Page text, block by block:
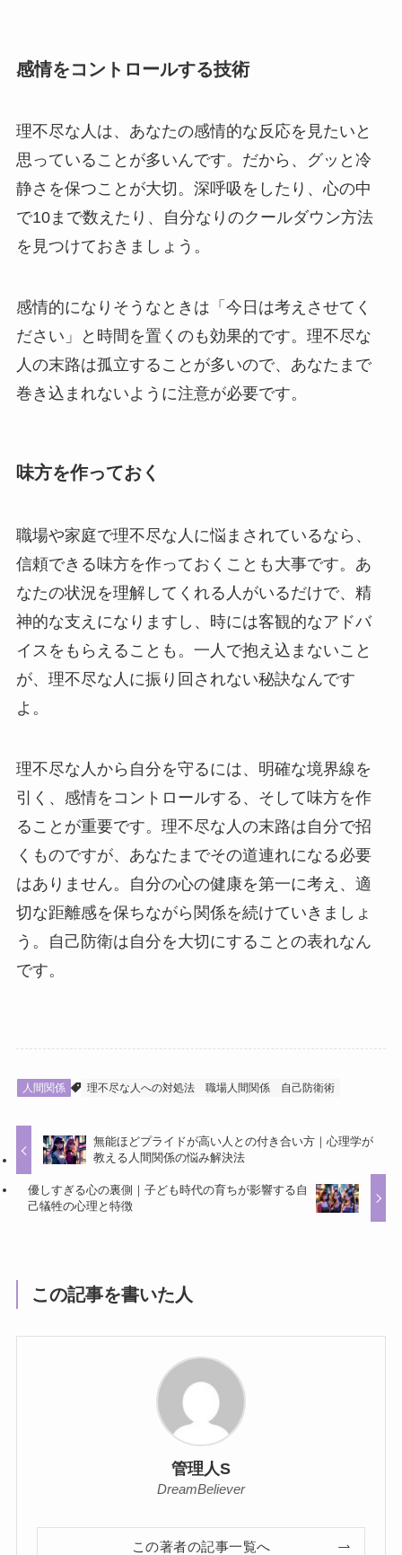
感情をコントロールする技術
理不尽な人は、あなたの感情的な反応を見たいと
思っていることが多いんです。だから、グッと冷
静さを保つことが大切。深呼吸をしたり、心の中
で10まで数えたり、自分なりのクールダウン方法
を見つけておきましょう。
感情的になりそうなときは「今日は考えさせてく
ださい」と時間を置くのも効果的です。理不尽な
人の末路は孤立することが多いので、あなたまで
巻き込まれないように注意が必要です。
味方を作っておく
職場や家庭で理不尽な人に悩まされているなら、
信頼できる味方を作っておくことも大事です。あ
なたの状況を理解してくれる人がいるだけで、精
神的な支えになりますし、時には客観的なアドバ
イスをもらえることも。一人で抱え込まないこと
が、理不尽な人に振り回されない秘訣なんです
よ。
理不尽な人から自分を守るには、明確な境界線を
引く、感情をコントロールする、そして味方を作
ることが重要です。理不尽な人の末路は自分で招
くものですが、あなたまでその道連れになる必要
はありません。自分の心の健康を第一に考え、適
切な距離感を保ちながら関係を続けていきましょ
う。自己防衛は自分を大切にすることの表れなん
です。
人間関係 理不尽な人への対処法 職場人間関係 自己防衛術
無能ほどプライドが高い人との付き合い方｜心理学が
教える人間関係の悩み解決法
優しすぎる心の裏側｜子ども時代の育ちが影響する自
己犠牲の心理と特徴
この記事を書いた人
管理人S
DreamBeliever
この著者の記事一覧へ